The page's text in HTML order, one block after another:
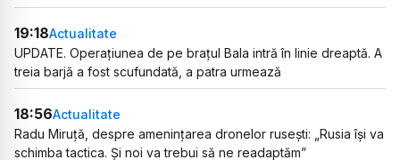
19:18Actualitate
UPDATE. Operațiunea de pe brațul Bala intră în linie dreaptă. A
treia barjă a fost scufundată, a patra urmează
18:56Actualitate
Radu Miruță, despre amenințarea dronelor rusești: „Rusia își va
schimba tactica. Și noi va trebui să ne readaptăm”